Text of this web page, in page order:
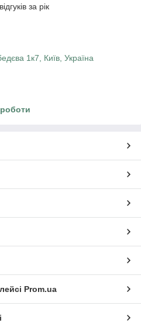
за рік
1к7, Київ, Україна
Prom.ua